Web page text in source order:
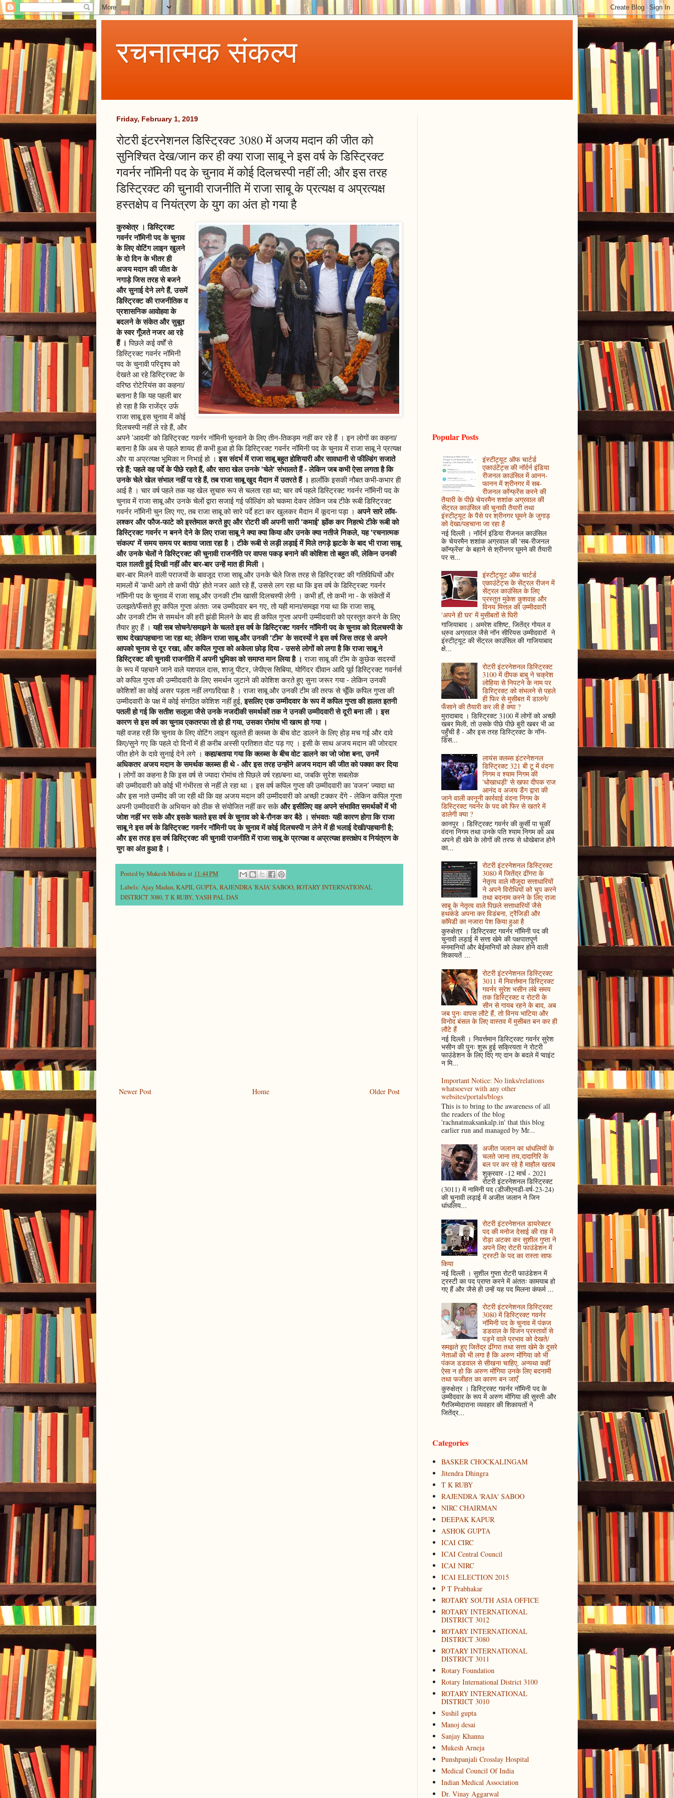
रचनात्मक संकल्प
Friday, February 1, 2019
रोटरी इंटरनेशनल डिस्ट्रिक्ट 3080 में अजय मदान की जीत को
सुनिश्चित देख/जान कर ही क्या राजा साबू ने इस वर्ष के डिस्ट्रिक्ट
गवर्नर नॉमिनी पद के चुनाव में कोई दिलचस्पी नहीं ली; और इस तरह
डिस्ट्रिक्ट की चुनावी राजनीति में राजा साबू के प्रत्यक्ष व अप्रत्यक्ष
हस्तक्षेप व नियंत्रण के युग का अंत हो गया है
कुरुक्षेत्र । डिस्ट्रिक्ट
गवर्नर नॉमिनी पद के चुनाव
के लिए वोटिंग लाइन खुलने
के दो दिन के भीतर ही
अजय मदान की जीत के
नगाड़े जिस तरह से बजने
और सुनाई देने लगे हैं, उसमें
डिस्ट्रिक्ट की राजनीतिक व
प्रशासनिक आवोहवा के
बदलने के संकेत और सुबूत
के स्वर गूँजते नजर आ रहे
हैं । पिछले कई वर्षों से
डिस्ट्रिक्ट गवर्नर नॉमिनी
पद के चुनावी परिदृश्य को
देखते आ रहे डिस्ट्रिक्ट के
वरिष्ठ रोटेरियंस का कहना/
बताना है कि यह पहली बार
हो रहा है कि राजेंद्र उर्फ
राजा साबू इस चुनाव में कोई
दिलचस्पी नहीं ले रहे हैं, और
अपने 'आदमी' को डिस्ट्रिक्ट गवर्नर नॉमिनी चुनवाने के लिए तीन-तिकड़म नहीं कर रहे हैं । इन लोगों का कहना/
बताना है कि अब से पहले शायद ही कभी हुआ हो कि डिस्ट्रिक्ट गवर्नर नॉमिनी पद के चुनाव में राजा साबू ने प्रत्यक्ष
और या अप्रत्यक्ष भूमिका न निभाई हो ।इस संदर्भ में राजा साबू बहुत होशियारी और सावधानी से फील्डिंग सजाते
रहे हैं; पहले वह पर्दे के पीछे रहते हैं, और सारा खेल उनके 'चेले' संभालते हैं - लेकिन जब कभी ऐसा लगता है कि
उनके चेले खेल संभाल नहीं पा रहे हैं, तब राजा साबू खुद मैदान में उतरते हैं । हालाँकि इसकी नौबत कभी-कभार ही
आई है । चार वर्ष पहले तक यह खेल सुचारु रूप से चलता रहा था; चार वर्ष पहले डिस्ट्रिक्ट गवर्नर नॉमिनी पद के
चुनाव में राजा साबू और उनके चेलों द्वारा सजाई गई फील्डिंग को चकमा देकर लेकिन जब टीके रूबी डिस्ट्रिक्ट
गवर्नर नॉमिनी चुन लिए गए, तब राजा साबू को सारे पर्दे हटा कर खुलकर मैदान में कूदना पड़ा । अपने सारे लॉव-
लश्कर और फौज-फाटे को इस्तेमाल करते हुए और रोटरी की अपनी सारी 'कमाई' झोंक कर निहत्थे टीके रूबी को
डिस्ट्रिक्ट गवर्नर न बनने देने के लिए राजा साबू ने क्या क्या किया और उनके क्या नतीजे निकले, यह 'रचनात्मक
संकल्प' में समय समय पर बताया जाता रहा है । टीके रूबी से लड़ी लड़ाई में मिले तगड़े झटके के बाद भी राजा साबू
और उनके चेलों ने डिस्ट्रिक्ट की चुनावी राजनीति पर वापस पकड़ बनाने की कोशिश तो बहुत की, लेकिन उनकी
दाल ग़लती हुई दिखी नहीं और बार-बार उन्हें मात ही मिली ।
बार-बार मिलने वाली पराजयों के बावजूद राजा साबू और उनके चेले जिस तरह से डिस्ट्रिक्ट की गतिविधियों और
मामलों में 'कभी आगे तो कभी पीछे' होते नजर आते रहे हैं, उससे लग रहा था कि इस वर्ष के डिस्ट्रिक्ट गवर्नर
नॉमिनी पद के चुनाव में राजा साबू और उनकी टीम खासी दिलचस्पी लेगी । कभी हाँ, तो कभी ना - के संकेतों में
उलझते/फँसते हुए कपिल गुप्ता अंततः जब उम्मीदवार बन गए, तो यही माना/समझा गया था कि राजा साबू
और उनकी टीम से समर्थन की हरी झंडी मिलने के बाद ही कपिल गुप्ता अपनी उम्मीदवारी को प्रस्तुत करने के लिए
तैयार हुए हैं ।यही सब सोचने/समझने के चलते इस वर्ष के डिस्ट्रिक्ट गवर्नर नॉमिनी पद के चुनाव को दिलचस्पी के
साथ देखा/पहचाना जा रहा था; लेकिन राजा साबू और उनकी 'टीम' के सदस्यों ने इस वर्ष जिस तरह से अपने
आपको चुनाव से दूर रखा, और कपिल गुप्ता को अकेला छोड़ दिया - उससे लोगों को लगा है कि राजा साबू ने
डिस्ट्रिक्ट की चुनावी राजनीति में अपनी भूमिका को समाप्त मान लिया है । राजा साबू की टीम के कुछेक सदस्यों
के रूप में पहचाने जाने वाले यशपाल दास, शाजु पीटर, जेपीएस सिबिया, योगिंदर दीवान आदि पूर्व डिस्ट्रिक्ट गवर्नर्स
को कपिल गुप्ता की उम्मीदवारी के लिए समर्थन जुटाने की कोशिश करते हुए सुना जरूर गया - लेकिन उनकी
कोशिशों का कोई असर पड़ता नहीं लगा/दिखा है । राजा साबू और उनकी टीम की तरफ से चूँकि कपिल गुप्ता की
उम्मीदवारी के पक्ष में कोई संगठित कोशिश नहीं हुई,इसलिए एक उम्मीदवार के रूप में कपिल गुप्ता की हालत इतनी
पतली हो गई कि सतीश सलूजा जैसे उनके नजदीकी समर्थकों तक ने उनकी उम्मीदवारी से दूरी बना ली । इस
कारण से इस वर्ष का चुनाव एकतरफा तो हो ही गया, उसका रोमांच भी खत्म हो गया ।
यही वजह रही कि चुनाव के लिए वोटिंग लाइन खुलते ही क्लब्स के बीच वोट डालने के लिए होड़ मच गई और दावे
किए/सुने गए कि पहले दो दिनों में ही करीब अस्सी प्रतिशत वोट पड़ गए । इसी के साथ अजय मदान की जोरदार
जीत होने के दावे सुनाई देने लगे ।कहा/बताया गया कि क्लब्स के बीच वोट डालने का जो जोश बना, उनमें
अधिकतर अजय मदान के समर्थक क्लब्स ही थे - और इस तरह उन्होंने अजय मदान की जीत को पक्का कर दिया
। लोगों का कहना है कि इस वर्ष से ज्यादा रोमांच तो पिछले वर्ष रहा/बना था, जबकि सुरेश सबलोक
की उम्मीदवारी को कोई भी गंभीरता से नहीं ले रहा था । इस वर्ष कपिल गुप्ता की उम्मीदवारी का 'वजन' ज्यादा था
और इस नाते उम्मीद की जा रही थी कि वह अजय मदान की उम्मीदवारी को अच्छी टक्कर देंगे - लेकिन कपिल गुप्ता
अपनी उम्मीदवारी के अभियान को ठीक से संयोजित नहीं कर सकेऔर इसीलिए वह अपने संभावित समर्थकों में भी
जोश नहीं भर सके और इसके चलते इस वर्ष के चुनाव को बे-रौनक कर बैठे । संभवतः यही कारण होगा कि राजा
साबू ने इस वर्ष के डिस्ट्रिक्ट गवर्नर नॉमिनी पद के चुनाव में कोई दिलचस्पी न लेने में ही भलाई देखी/पहचानी है;
और इस तरह इस वर्ष डिस्ट्रिक्ट की चुनावी राजनीति में राजा साबू के प्रत्यक्ष व अप्रत्यक्ष हस्तक्षेप व नियंत्रण के
युग का अंत हुआ है ।
Posted byMukesh Mishraat 11:44 PM
Labels: Ajay Madan,KAPIL GUPTA,RAJENDRA 'RAJA' SABOO,ROTARY INTERNATIONAL
DISTRICT 3080,T K RUBY,YASH PAL DAS
Newer Post Older Post
Home
Popular Posts
इंस्टीट्यूट ऑफ चार्टर्ड
एकाउंटेंट्स की नॉर्दर्न इंडिया
रीजनल काउंसिल में आनन-
फानन में श्रीनगर में सब-
रीजनल कॉन्फ्रेंस करने की
तैयारी के पीछे चेयरमैन शशांक अग्रवाल की
सेंट्रल काउंसिल की चुनावी तैयारी तथा
इंस्टीट्यूट के पैसे पर श्रीनगर घूमने के जुगाड़
को देखा/पहचाना जा रहा है
नई दिल्ली । नॉर्दर्न इंडिया रीजनल काउंसिल
के चेयरमैन शशांक अग्रवाल की 'सब-रीजनल
कॉन्फ्रेंस' के बहाने से श्रीनगर घूमने की तैयारी
पर स...
इंस्टीट्यूट ऑफ चार्टर्ड
एकाउंटेंट्स के सेंट्रल रीजन में
सेंट्रल काउंसिल के लिए
प्रस्तुत मुकेश कुशवाह और
विनय मित्तल की उम्मीदवारी
'अपने ही घर' में मुसीबतों से घिरी
गाजियाबाद । अमरेश वशिष्ट, जितेंद्र गोयल व
ध्रुव अग्रवाल जैसे नॉन सीरियस उम्मीदवारों ने
इंस्टीट्यूट की सेंट्रल काउंसिल की गाजियाबाद
क्षे...
रोटरी इंटरनेशनल डिस्ट्रिक्ट
3100 में दीपक बाबु ने चक्रेश
लोहिया से निपटने के नाम पर
डिस्ट्रिक्ट को संभलने से पहले
ही फिर से मुसीबत में डालने/
फँसाने की तैयारी कर ली है क्या ?
मुरादाबाद । डिस्ट्रिक्ट 3100 में लोगों को अच्छी
खबर मिली, तो उसके पीछे पीछे बुरी खबर भी आ
पहुँची है - और इस तरह डिस्ट्रिक्ट के नॉन-
डिस...
लायंस क्लब्स इंटरनेशनल
डिस्ट्रिक्ट 321 बी टू में वंदना
निगम व श्याम निगम की
'धोखाधड़ी' से खफा दीपक राज
आनंद व अजय डैंग द्वारा की
जाने वाली कानूनी कार्रवाई वंदना निगम के
डिस्ट्रिक्ट गवर्नर के पद को फिर से खतरे में
डालेगी क्या ?
कानपुर । डिस्ट्रिक्ट गवर्नर की कुर्सी पा चुकीं
वंदना निगम तथा उनके पति श्याम निगम को अब
अपने ही खेमे के लोगों की तरफ से धोखेबाज होने
का...
रोटरी इंटरनेशनल डिस्ट्रिक्ट
3080 में जितेंद्र ढींगरा के
नेतृत्व वाले मौजूदा सत्ताधारियों
ने अपने विरोधियों को चुप करने
तथा बदनाम करने के लिए राजा
साबू के नेतृत्व वाले पिछले सत्ताधारियों जैसे
हथकंडे अपना कर विडंबना, ट्रैजिडी और
कॉमेडी का नजारा पेश किया हुआ है
कुरुक्षेत्र । डिस्ट्रिक्ट गवर्नर नॉमिनी पद की
चुनावी लड़ाई में सत्ता खेमे की पक्षपातपूर्ण
मनमानियों और बेईमानियों को लेकर होने वाली
शिकायतें ...
रोटरी इंटरनेशनल डिस्ट्रिक्ट
3011 में निवर्त्तमान डिस्ट्रिक्ट
गवर्नर सुरेश भसीन लंबे समय
तक डिस्ट्रिक्ट व रोटरी के
सीन से गायब रहने के बाद, अब
जब पुनः वापस लौटे हैं, तो विनय भाटिया और
विनोद बंसल के लिए वास्तव में मुसीबत बन कर ही
लौटे हैं
नई दिल्ली । निवर्त्तमान डिस्ट्रिक्ट गवर्नर सुरेश
भसीन की पुनः शुरू हुई सक्रियता ने रोटरी
फाउंडेशन के लिए दिए गए दान के बदले में प्वाइंट
न मि...
Important Notice: No links/relations
whatsoever with any other
websites/portals/blogs
This is to bring to the awareness of all
the readers of the blog
'rachnatmaksankalp.in' that this blog
earlier run and managed by Mr...
अजीत जलान का धांधलियों के
चलते जाना तय,दादागिरि के
बल पर कर रहे है माहौल खराब
शुक्रवार -12 मार्च - 2021
रोटरी इंटरनेशनल डिस्ट्रिक्ट
(3011) में नामिनी पद (डीजीएनडी-वर्ष-23-24)
की चुनावी लड़ाई में अजीत जलान ने जिन
धांधलिय...
रोटरी इंटरनेशनल डायरेक्टर
पद की मनोज देसाई की राह में
रोड़ा अटका कर सुशील गुप्ता ने
अपने लिए रोटरी फाउंडेशन में
ट्रस्टी के पद का रास्ता साफ
किया
नई दिल्ली । सुशील गुप्ता रोटरी फाउंडेशन में
ट्रस्टी का पद प्राप्त करने में अंततः कामयाब हो
गए हैं और जैसे ही उन्हें यह पद मिलना कंफर्म ...
रोटरी इंटरनेशनल डिस्ट्रिक्ट
3080 में डिस्ट्रिक्ट गवर्नर
नॉमिनी पद के चुनाव में पंकज
डडवाल के विजन प्रस्तावों से
पड़ने वाले प्रभाव को देखते/
समझते हुए जितेंद्र ढींगरा तथा सत्ता खेमे के दूसरे
नेताओं को भी लगा है कि अरुण मोंगिया को भी
पंकज डडवाल से सीखना चाहिए, अन्यथा कहीं
ऐसा न हो कि अरुण मोंगिया उनके लिए बदनामी
तथा फजीहत का कारण बन जाएँ
कुरुक्षेत्र । डिस्ट्रिक्ट गवर्नर नॉमिनी पद के
उम्मीदवार के रूप में अरुण मोंगिया की सुस्ती और
गैरजिम्मेदाराना व्यवहार की शिकायतों ने
जितेंद्र...
Categories
BASKER CHOCKALINGAM
Jitendra Dhingra
T K RUBY
RAJENDRA 'RAJA' SABOO
NIRC CHAIRMAN
DEEPAK KAPUR
ASHOK GUPTA
ICAI CIRC
ICAI Central Council
ICAI NIRC
ICAI ELECTION 2015
P T Prabhakar
ROTARY SOUTH ASIA OFFICE
ROTARY INTERNATIONAL
DISTRICT 3012
ROTARY INTERNATIONAL
DISTRICT 3080
ROTARY INTERNATIONAL
DISTRICT 3011
Rotary Foundation
Rotary International District 3100
ROTARY INTERNATIONAL
DISTRICT 3010
Sushil gupta
Manoj desai
Sanjay Khanna
Mukesh Arneja
Punshpanjali Crosslay Hospital
Medical Council Of India
Indian Medical Association
Dr. Vinay Aggarwal